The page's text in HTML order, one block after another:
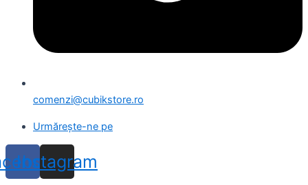
comenzi@cubikstore.ro
Urmărește-ne pe
Instagram